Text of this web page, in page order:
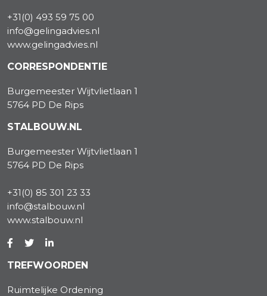
+31(0) 493 59 75 00
info@gelingadvies.nl
www.gelingadvies.nl
CORRESPONDENTIE
Burgemeester Wijtvlietlaan 1
5764 PD De Rips
STALBOUW.NL
Burgemeester Wijtvlietlaan 1
5764 PD De Rips
+31(0) 85 301 23 33
info@stalbouw.nl
www.stalbouw.nl
TREFWOORDEN
Ruimtelijke Ordening